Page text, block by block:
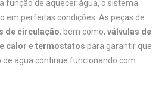
função de aquecer água, o sistema
em perfeitas condições. As peças de
de circulação, bem como, válvulas de
calor e termostatos para garantir que
água continue funcionando com